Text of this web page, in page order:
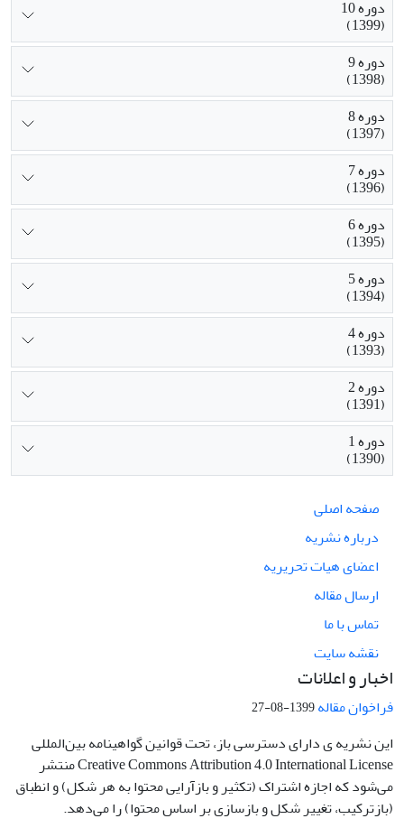
دوره 10
(1399)
دوره 9
(1398)
دوره 8
(1397)
دوره 7
(1396)
دوره 6
(1395)
دوره 5
(1394)
دوره 4
(1393)
دوره 2
(1391)
دوره 1
(1390)
صفحه اصلی
درباره نشریه
اعضای هیات تحریریه
ارسال مقاله
تماس با ما
نقشه سایت
اخبار و اعلانات
فراخوان مقاله1399-08-27
این نشریه ی دارای دسترسی باز، تحت قوانین گواهینامه بین‌المللی
Creative Commons Attribution 4.0 International License منتشر
می‌شود که اجازه اشتراک (تکثیر و بازآرایی محتوا به هر شکل) و انطباق
(بازترکیب، تغییر شکل و بازسازی بر اساس محتوا) را می‌دهد.